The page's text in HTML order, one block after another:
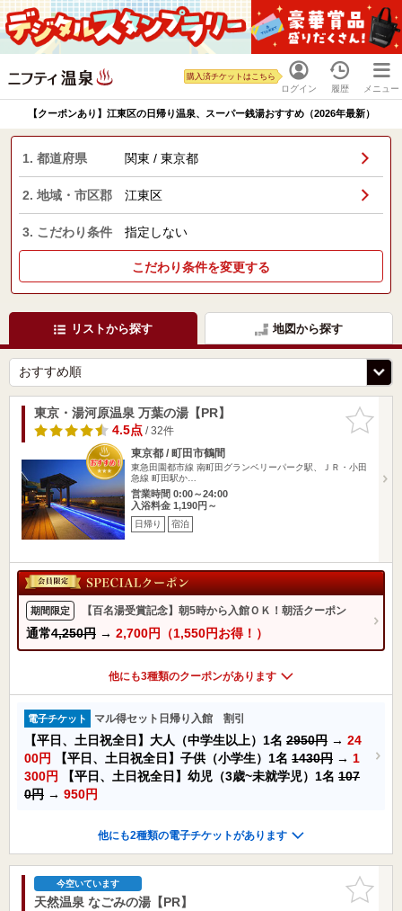
ログイン
購入済チケットはこちら
履歴 メニュー
【クーポンあり】江東区の日帰り温泉、スーパー銭湯おすすめ（2026年最新）
1. 都道府県 関東 / 東京都
2. 地域・市区郡 江東区
3. こだわり条件 指定しない
こだわり条件を変更する
リストから探す 地図から探す
お気に入
りに追加
東京・湯河原温泉 万葉の湯【PR】
4.5点/ 32件
東京都 / 町田市鶴間
東急田園都市線 南町田グランベリーパーク駅、ＪＲ・小田
急線 町田駅か…
営業時間 0:00～24:00
入浴料金 1,190円～
日帰り 宿泊
期間限定 【百名湯受賞記念】朝5時から入館ＯＫ！朝活クーポン
通常4,250円 → 2,700円（1,550円お得！）
他にも3種類のクーポンがあります
電子チケット マル得セット日帰り入館 割引
【平日、土日祝全日】大人（中学生以上）1名 2950円 → 24
00円
【平日、土日祝全日】子供（小学生）1名 1430円 → 1
300円
【平日、土日祝全日】幼児（3歳~未就学児）1名 107
0円 → 950円
他にも2種類の電子チケットがあります
お気に入
りに追加
今空いています
天然温泉 なごみの湯【PR】